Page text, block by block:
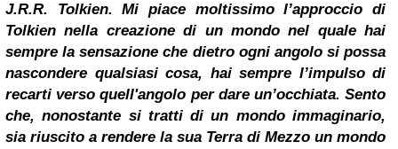
J.R.R. Tolkien. Mi piace moltissimo l’approccio di
Tolkien nella creazione di un mondo nel quale hai
sempre la sensazione che dietro ogni angolo si possa
nascondere qualsiasi cosa, hai sempre l’impulso di
recarti verso quell'angolo per dare un’occhiata. Sento
che, nonostante si tratti di un mondo immaginario,
sia riuscito a rendere la sua Terra di Mezzo un mondo